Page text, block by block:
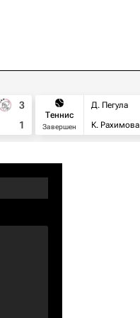
3
1
Теннис
Завершен
Д. Пегула
К. Рахимова